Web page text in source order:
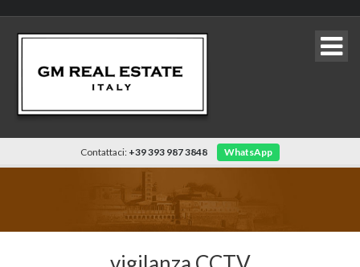
Contattaci: +39 393 987 3848 WhatsApp